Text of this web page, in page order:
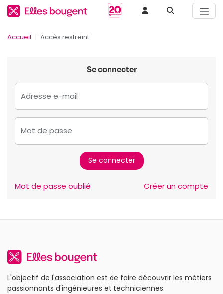
Accueil Accès restreint
Se connecter
Adresse e-mail
Mot de passe
Mot de passe oublié Créer un compte
L'objectif de l'association est de faire découvrir les métiers
passionnants d'ingénieures et techniciennes.